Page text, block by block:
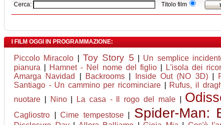
Cerca: Titolo film
I FILM OGGI IN PROGRAMMAZIONE:
Piccolo Miracolo Toy Story 5
Un semplice
pianura
Hamnet - Nel nome del figlio|
L'isola dei
Amarga Navidad
Backrooms Inside Out (NO 3D)|
Santiago - Un cammino per ricominciare
Rufus, il
nuotare
Nino| La casa - Il rogo del male|
Cagliostro |Cime tempestose| Spider-Man: